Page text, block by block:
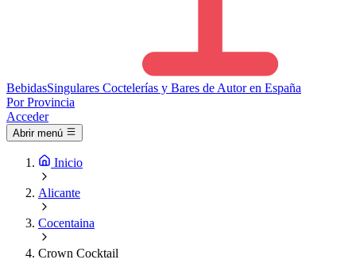
BebidasSingulares Coctelerías y Bares de Autor en España
Por Provincia
Acceder
Abrir menú
Inicio
Alicante
Cocentaina
Crown Cocktail